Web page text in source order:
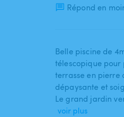
Répond en
Belle piscine de
télescopique pour
terrasse en pierre
dépaysante et
Le grand jardin
voir plus